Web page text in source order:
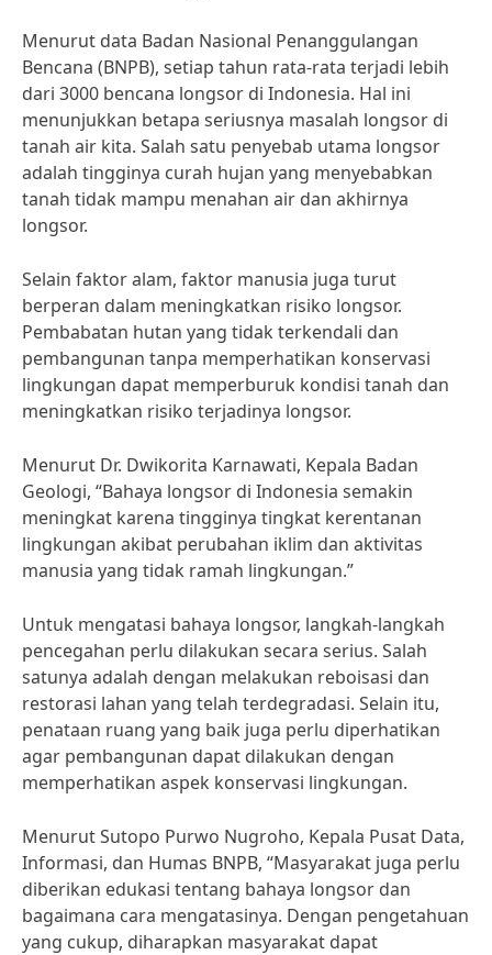
Menurut data Badan Nasional Penanggulangan
Bencana (BNPB), setiap tahun rata-rata terjadi lebih
dari 3000 bencana longsor di Indonesia. Hal ini
menunjukkan betapa seriusnya masalah longsor di
tanah air kita. Salah satu penyebab utama longsor
adalah tingginya curah hujan yang menyebabkan
tanah tidak mampu menahan air dan akhirnya
longsor.
Selain faktor alam, faktor manusia juga turut
berperan dalam meningkatkan risiko longsor.
Pembabatan hutan yang tidak terkendali dan
pembangunan tanpa memperhatikan konservasi
lingkungan dapat memperburuk kondisi tanah dan
meningkatkan risiko terjadinya longsor.
Menurut Dr. Dwikorita Karnawati, Kepala Badan
Geologi, “Bahaya longsor di Indonesia semakin
meningkat karena tingginya tingkat kerentanan
lingkungan akibat perubahan iklim dan aktivitas
manusia yang tidak ramah lingkungan.”
Untuk mengatasi bahaya longsor, langkah-langkah
pencegahan perlu dilakukan secara serius. Salah
satunya adalah dengan melakukan reboisasi dan
restorasi lahan yang telah terdegradasi. Selain itu,
penataan ruang yang baik juga perlu diperhatikan
agar pembangunan dapat dilakukan dengan
memperhatikan aspek konservasi lingkungan.
Menurut Sutopo Purwo Nugroho, Kepala Pusat Data,
Informasi, dan Humas BNPB, “Masyarakat juga perlu
diberikan edukasi tentang bahaya longsor dan
bagaimana cara mengatasinya. Dengan pengetahuan
yang cukup, diharapkan masyarakat dapat